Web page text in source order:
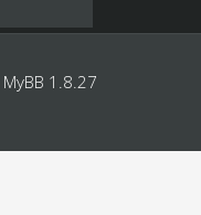
MyBB 1.8.27